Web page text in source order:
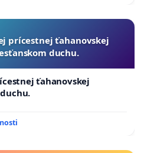
prícestnej ťahanovskej
duchu.
ťahanovskej